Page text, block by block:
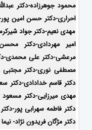
محمود جوهرزاده-دکتر
احراری-دکتر حسن امین
مهدی نعیم-دکتر جواد
امیر مهردادی-دکتر
مرعشی-دکتر علی محمدی-
مصطفی نوری-دکتر مجتبی
دکتر قاسم خدادادی-دکتر
مهدی میرزایی-دکتر مسعود
دکتر فاطمه سهرابی پور-
دکتر مژگان فریدون نژاد-